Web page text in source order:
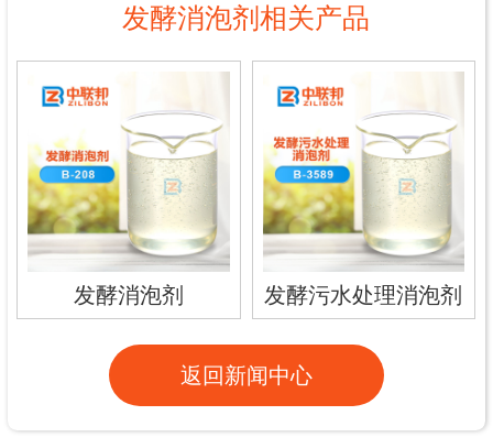
发酵消泡剂相关产品
发酵消泡剂 发酵污水处理消泡剂
返回新闻中心